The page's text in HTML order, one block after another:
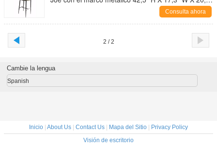
Consulta ahora
2 / 2
Cambie la lengua
Spanish
Inicio About Us Contact Us Mapa del Sitio
Privacy Policy
Visión de escritorio